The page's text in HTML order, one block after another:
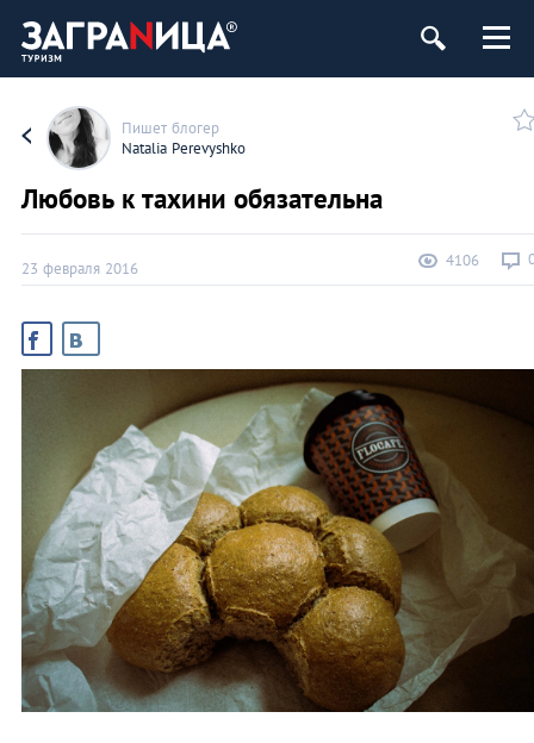
Пишет блогер
Natalia Perevyshko
Любовь к тахини обязательна
23 февраля 2016 4106